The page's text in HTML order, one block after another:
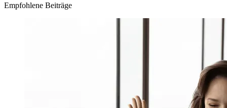
Empfohlene Beiträge